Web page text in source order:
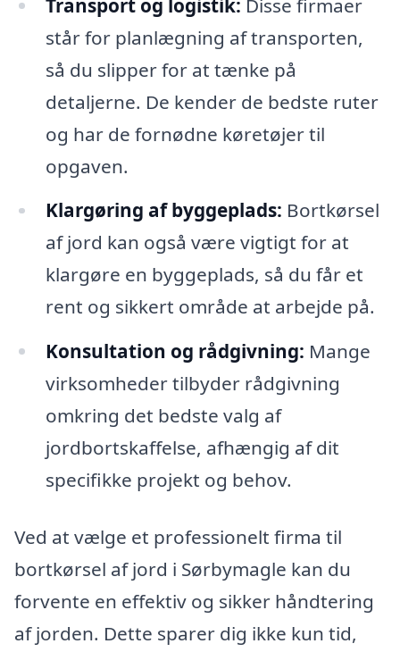
Transport og logistik: Disse firmaer
står for planlægning af transporten,
så du slipper for at tænke på
detaljerne. De kender de bedste ruter
og har de fornødne køretøjer til
opgaven.
Klargøring af byggeplads: Bortkørsel
af jord kan også være vigtigt for at
klargøre en byggeplads, så du får et
rent og sikkert område at arbejde på.
Konsultation og rådgivning: Mange
virksomheder tilbyder rådgivning
omkring det bedste valg af
jordbortskaffelse, afhængig af dit
specifikke projekt og behov.
Ved at vælge et professionelt firma til
bortkørsel af jord i Sørbymagle kan du
forvente en effektiv og sikker håndtering
af jorden. Dette sparer dig ikke kun tid,